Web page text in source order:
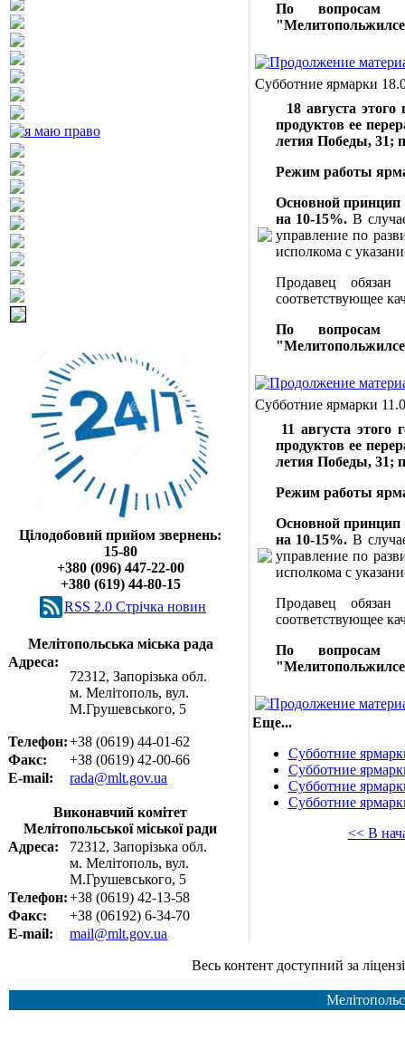
Цілодобовий прийом звернень:
15-80
+380 (096) 447-22-00
+380 (619) 44-80-15
RSS 2.0 Cтрічка новин
Мелітопольська міська рада
Адреса:
72312, Запорізька обл.
м. Мелітополь, вул.
М.Грушевського, 5
Телефон:+38 (0619) 44-01-62
Факс:
+38 (0619) 42-00-66
E-mail:
rada@mlt.gov.ua
Виконавчий комітет
Мелітопольської міської ради
Адреса:
72312, Запорізька обл.
м. Мелітополь, вул.
М.Грушевського, 5
Телефон:+38 (0619) 42-13-58
Факс:
+38 (06192) 6-34-70
E-mail:
mail@mlt.gov.ua
По вопросам
Субботние ярмарки
18 августа этого
продуктов ее
летия Победы, 31;
Режим работы
Основной
на 10-15%. В
управление по
исполкома с
Продавец
соответствующее
По вопросам
Субботние ярмарки
11 августа этого
продуктов ее
летия Победы, 31;
Режим работы
Основной
на 10-15%. В
управление по
исполкома с
Продавец
соответствующее
По вопросам
Еще...
Субботние
Субботние
Субботние
Субботние
<< В
Весь контент доступний за ліцензією Creative